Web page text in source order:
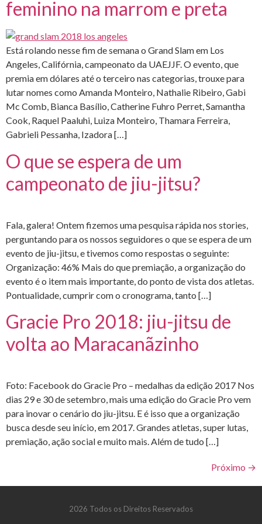
feminino na marrom e preta
Está rolando nesse fim de semana o Grand Slam em Los
Angeles, Califórnia, campeonato da UAEJJF. O evento, que
premia em dólares até o terceiro nas categorias, trouxe para
lutar nomes como Amanda Monteiro, Nathalie Ribeiro, Gabi
Mc Comb, Bianca Basílio, Catherine Fuhro Perret, Samantha
Cook, Raquel Paaluhi, Luiza Monteiro, Thamara Ferreira,
Gabrieli Pessanha, Izadora […]
O que se espera de um
campeonato de jiu-jitsu?
Fala, galera! Ontem fizemos uma pesquisa rápida nos stories,
perguntando para os nossos seguidores o que se espera de um
evento de jiu-jitsu, e tivemos como respostas o seguinte:
Organização: 46% Mais do que premiação, a organização do
evento é o item mais importante, do ponto de vista dos atletas.
Pontualidade, cumprir com o cronograma, tanto […]
Gracie Pro 2018: jiu-jitsu de
volta ao Maracanãzinho
Foto: Facebook do Gracie Pro – medalhas da edição 2017 Nos
dias 29 e 30 de setembro, mais uma edição do Gracie Pro vem
para inovar o cenário do jiu-jitsu. E é isso que a organização
busca desde seu início, em 2017. Grandes atletas, super lutas,
premiação, ação social e muito mais. Além de tudo […]
Próximo →
2026 Todos os Direitos Reservados